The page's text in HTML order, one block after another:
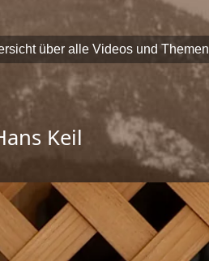
über alle Videos und Themen
Keil